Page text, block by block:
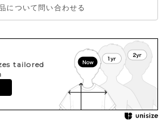
について問い合わせる
tailored